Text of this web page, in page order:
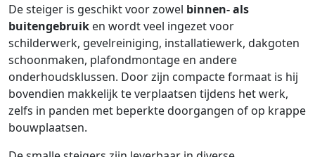
De steiger is geschikt voor zowel binnen- als
buitengebruik en wordt veel ingezet voor
schilderwerk, gevelreiniging, installatiewerk, dakgoten
schoonmaken, plafondmontage en andere
onderhoudsklussen. Door zijn compacte formaat is hij
bovendien makkelijk te verplaatsen tijdens het werk,
zelfs in panden met beperkte doorgangen of op krappe
bouwplaatsen.